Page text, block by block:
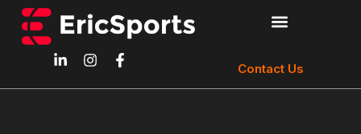
Contact Us